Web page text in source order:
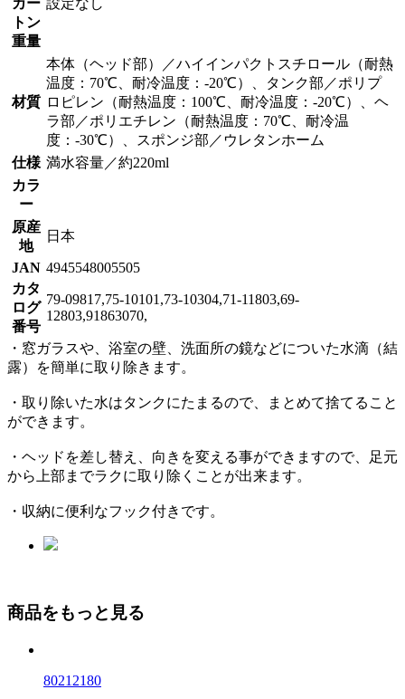
トン
重量
材質
本体（ヘッド部）／ハイインパクトスチロール（耐熱
温度：70℃、耐冷温度：-20℃）、タンク部／ポリプ
ロピレン（耐熱温度：100℃、耐冷温度：-20℃）、ヘ
ラ部／ポリエチレン（耐熱温度：70℃、耐冷温
度：-30℃）、スポンジ部／ウレタンホーム
仕様 満水容量／約220ml
カラ
ー
原産
地
日本
JAN 4945548005505
カタ
ログ
番号
79-09817,75-10101,73-10304,71-11803,69-
12803,91863070,
・窓ガラスや、浴室の壁、洗面所の鏡などについた水滴（結
露）を簡単に取り除きます。
・取り除いた水はタンクにたまるので、まとめて捨てること
ができます。
・ヘッドを差し替え、向きを変える事ができますので、足元
から上部までラクに取り除くことが出来ます。
・収納に便利なフック付きです。
商品をもっと見る
80212180